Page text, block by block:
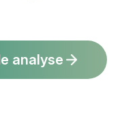
analyse